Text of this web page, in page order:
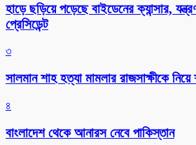
হাড়ে ছড়িয়ে পড়েছে বাইডেনের ক্যান্সার,
প্রেসিডেন্ট
৩
সালমান শাহ হত্যা মামলার রাজসাক্ষীকে
৪
বাংলাদেশ থেকে আনারস নেবে পাকিস্তান